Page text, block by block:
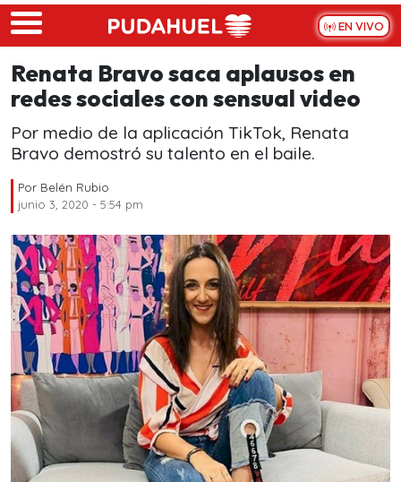
Skip to main content
EN VIVO
Renata Bravo saca aplausos en
redes sociales con sensual video
Por medio de la aplicación TikTok, Renata
Bravo demostró su talento en el baile.
Por Belén Rubio
junio 3, 2020 - 5:54 pm